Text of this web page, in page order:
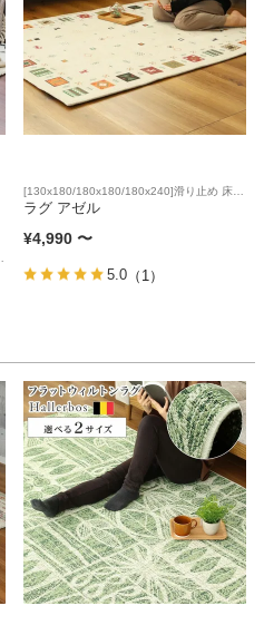
[130x180/180x180/180x240]滑り止め 床暖
房対応 洗濯可
ラグ アゼル
¥4,990 〜
5.0 （1）